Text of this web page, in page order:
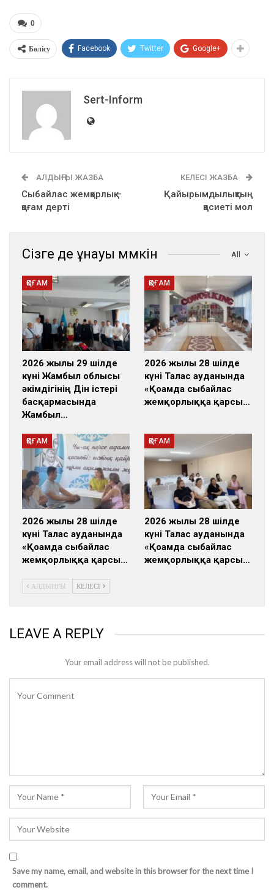
0
Бөлісу Facebook Twitter Google+
Sert-Inform
АЛДЫҢҒЫ ЖАЗБА
Сыбайлас жемқорлық –
қоғам дерті
КЕЛЕСІ ЖАЗБА
Қайырымдылықтың
қасиеті мол
All
Сізге де ұнауы мүмкін
ҚОҒАМ
2026 жылғы 29 шілде
күні Жамбыл облысы
әкімдігінің Дін істері
басқармасында
Жамбыл…
ҚОҒАМ
2026 жылғы 28 шілде
күні Талас ауданында
«Қоғамда сыбайлас
жемқорлыққа қарсы…
ҚОҒАМ
2026 жылғы 28 шілде
күні Талас ауданында
«Қоғамда сыбайлас
жемқорлыққа қарсы…
ҚОҒАМ
2026 жылғы 28 шілде
күні Талас ауданында
«Қоғамда сыбайлас
жемқорлыққа қарсы…
АЛДЫҢҒЫ КЕЛЕСІ
LEAVE A REPLY
Your email address will not be published.
Save my name, email, and website in this browser for the next time I
comment.